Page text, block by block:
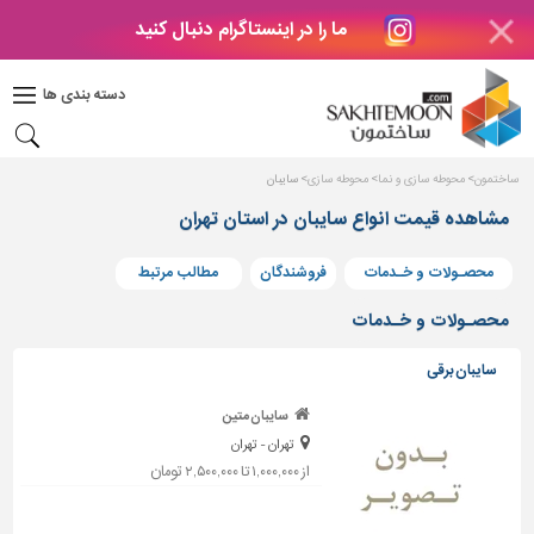
ما را در اینستاگرام دنبال کنید
دسته بندی ها
دکوراسیون
بتن
های
بتنی
و
پنجره
ساختمانی
نرده
حفاظ
ساختمون محوطه سازی و نما محوطه سازی سایبان
مشاهده قیمت انواع سایبان در استان تهران
محصـولات و خـدمات فروشندگان مطالب مرتبط
محصـولات و خـدمات
سایبان برقی
سایبان متین
تهران - تهران
از ۱,۰۰۰,۰۰۰ تا ۲,۵۰۰,۰۰۰ تومان